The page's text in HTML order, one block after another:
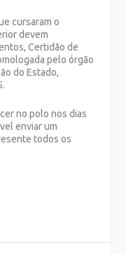
cursaram o
devem
Certidão de
pelo órgão
do Estado,
no polo nos dias
enviar um
todos os